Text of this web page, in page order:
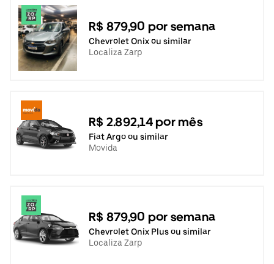
R$ 879,90 por semana
Chevrolet Onix ou similar
Localiza Zarp
R$ 2.892,14 por mês
Fiat Argo ou similar
Movida
R$ 879,90 por semana
Chevrolet Onix Plus ou similar
Localiza Zarp